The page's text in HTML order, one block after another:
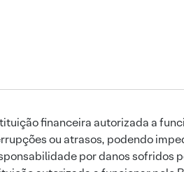
financeira autorizada a
ou atrasos, podendo
por danos sofridos